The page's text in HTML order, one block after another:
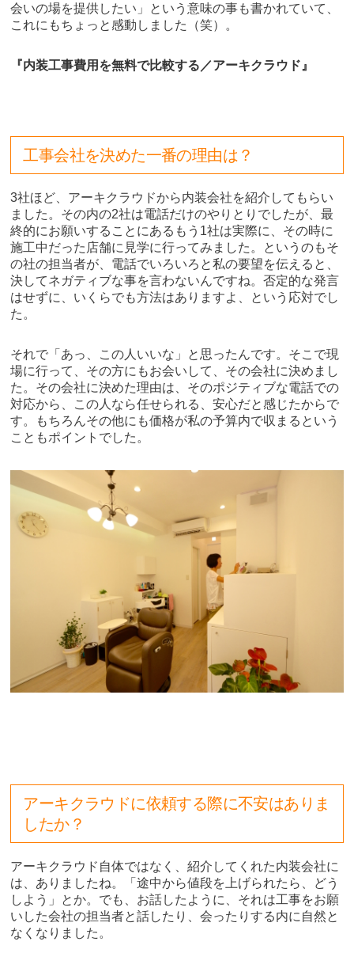
会いの場を提供したい」という意味の事も書かれていて、
これにもちょっと感動しました（笑）。
『内装工事費用を無料で比較する／アーキクラウド』
工事会社を決めた一番の理由は？
3社ほど、アーキクラウドから内装会社を紹介してもらい
ました。その内の2社は電話だけのやりとりでしたが、最
終的にお願いすることにあるもう1社は実際に、その時に
施工中だった店舗に見学に行ってみました。というのもそ
の社の担当者が、電話でいろいろと私の要望を伝えると、
決してネガティブな事を言わないんですね。否定的な発言
はせずに、いくらでも方法はありますよ、という応対でし
た。
それで「あっ、この人いいな」と思ったんです。そこで現
場に行って、その方にもお会いして、その会社に決めまし
た。その会社に決めた理由は、そのポジティブな電話での
対応から、この人なら任せられる、安心だと感じたからで
す。もちろんその他にも価格が私の予算内で収まるという
こともポイントでした。
アーキクラウドに依頼する際に不安はありま
したか？
アーキクラウド自体ではなく、紹介してくれた内装会社に
は、ありましたね。「途中から値段を上げられたら、どう
しよう」とか。でも、お話したように、それは工事をお願
いした会社の担当者と話したり、会ったりする内に自然と
なくなりました。